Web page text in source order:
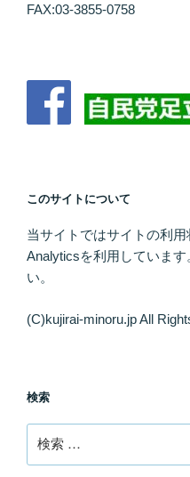
FAX:03-3855-0758
このサイトについて
当サイトではサイトの利
Analyticsを利用しています
い。
(C)kujirai-minoru.jp All
検索
検
索: